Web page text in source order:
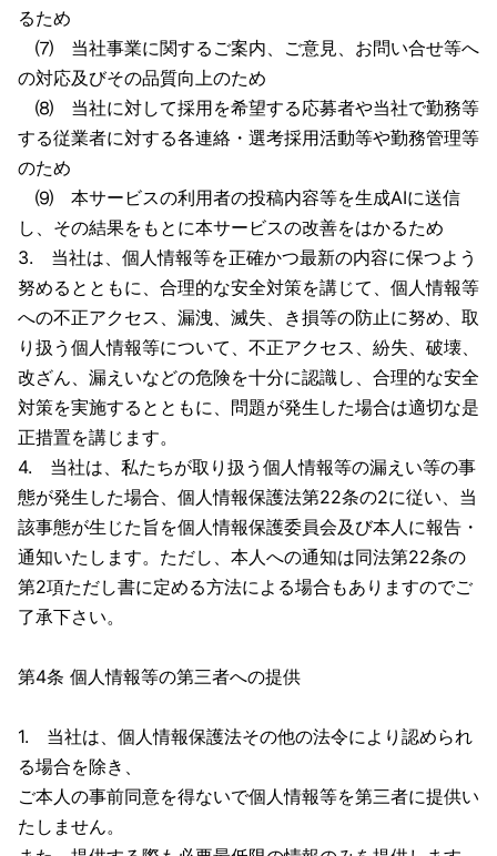
るため
⑺ 当社事業に関するご案内、ご意見、お問い合せ等へ
の対応及びその品質向上のため
⑻ 当社に対して採用を希望する応募者や当社で勤務等
する従業者に対する各連絡・選考採用活動等や勤務管理等
のため
⑼ 本サービスの利用者の投稿内容等を生成AIに送信
し、その結果をもとに本サービスの改善をはかるため
3. 当社は、個人情報等を正確かつ最新の内容に保つよう
努めるとともに、合理的な安全対策を講じて、個人情報等
への不正アクセス、漏洩、滅失、き損等の防止に努め、取
り扱う個人情報等について、不正アクセス、紛失、破壊、
改ざん、漏えいなどの危険を十分に認識し、合理的な安全
対策を実施するとともに、問題が発生した場合は適切な是
正措置を講じます。
4. 当社は、私たちが取り扱う個人情報等の漏えい等の事
態が発生した場合、個人情報保護法第22条の2に従い、当
該事態が生じた旨を個人情報保護委員会及び本人に報告・
通知いたします。ただし、本人への通知は同法第22条の
第2項ただし書に定める方法による場合もありますのでご
了承下さい。
第4条 個人情報等の第三者への提供
1. 当社は、個人情報保護法その他の法令により認められ
る場合を除き、
ご本人の事前同意を得ないで個人情報等を第三者に提供い
たしません。